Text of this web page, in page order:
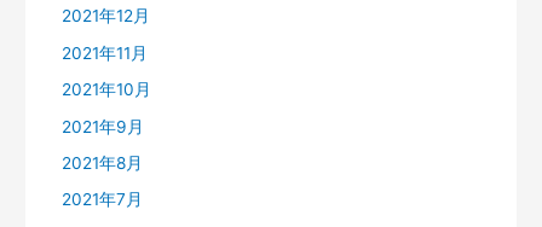
2021年12月
2021年11月
2021年10月
2021年9月
2021年8月
2021年7月